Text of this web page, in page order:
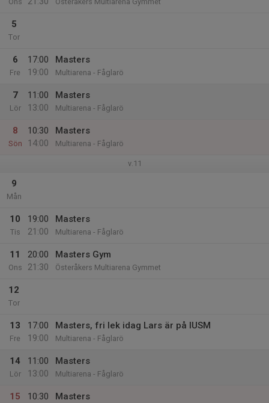
5
Tor
6
Fre
17:00
19:00
Masters
Multiarena - Fåglarö
7
Lör
11:00
13:00
Masters
Multiarena - Fåglarö
8
Sön
10:30
14:00
Masters
Multiarena - Fåglarö
v.11
9
Mån
10
Tis
19:00
21:00
Masters
Multiarena - Fåglarö
11
Ons
20:00
21:30
Masters Gym
Österåkers Multiarena Gymmet
12
Tor
13
Fre
17:00
19:00
Masters, fri lek idag Lars är på IUSM
Multiarena - Fåglarö
14
Lör
11:00
13:00
Masters
Multiarena - Fåglarö
15
10:30
Masters